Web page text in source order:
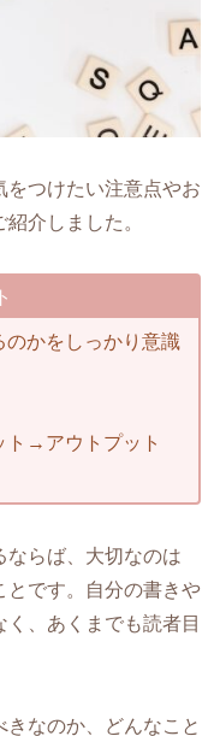
つけたい注意点やお
介しました。
かをしっかり意識
ト→アウトプット
ならば、大切なのは
とです。自分の書きや
、あくまでも読者目
なのか、どんなこと